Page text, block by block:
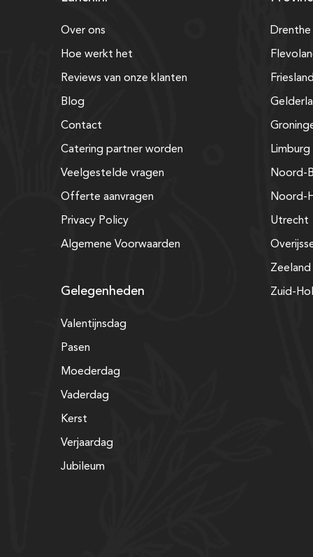
Over ons
Hoe werkt het
Reviews van onze klanten
Blog
Contact
Catering partner worden
Veelgestelde vragen
Offerte aanvragen
Privacy Policy
Algemene Voorwaarden
Gelegenheden
Valentijnsdag
Pasen
Moederdag
Vaderdag
Kerst
Verjaardag
Jubileum
Drenthe
Friesland
Limburg
Noord-
Noord-
Utrecht
Zeeland
Zuid-